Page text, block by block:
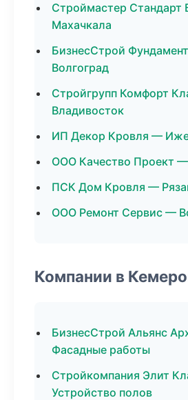
Строймастер Стандарт
Махачкала
БизнесСтрой
Волгоград
Стройгрупп Комфорт
Владивосток
ИП Декор Кровля —
ООО Качество Проект
ПСК Дом Кровля —
ООО Ремонт Сервис —
Компании в
БизнесСтрой Альянс
Фасадные работы
Стройкомпания Элит
Устройство полов